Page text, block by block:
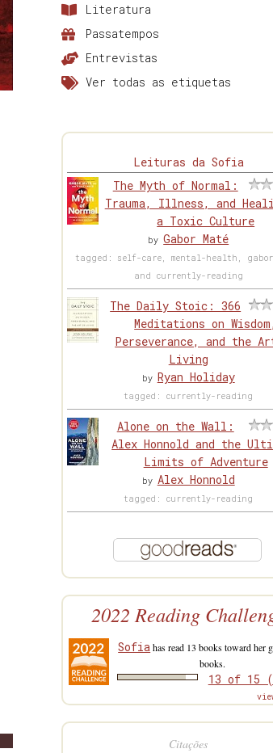
Literatura
Passatempos
Entrevistas
Ver todas as etiquetas
Leituras da Sofia
The Myth of Normal:
Trauma, Illness, and
a Toxic Culture
byGabor Maté
tagged: self-care, mental-health,
and currently-reading
The Daily Stoic: 366
Meditations on Wisdom,
Perseverance, and the
Living
by Ryan Holiday
tagged: currently-reading
Alone on the Wall:
Alex Honnold and the
Limits of Adventure
by Alex Honnold
tagged: currently-reading
2022 Reading
Sofiahas read 13 books toward her
books.
13 of 15
Citações